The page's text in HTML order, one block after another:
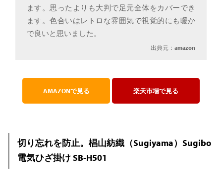
ます。思ったよりも大判で足元全体をカバーでき
ます。色合いはレトロな雰囲気で視覚的にも暖か
で良いと思いました。
出典元：amazon
AMAZONで見る 楽天市場で見る
切り忘れを防止。椙山紡織（Sugiyama）Sugibo
電気ひざ掛け SB-H501